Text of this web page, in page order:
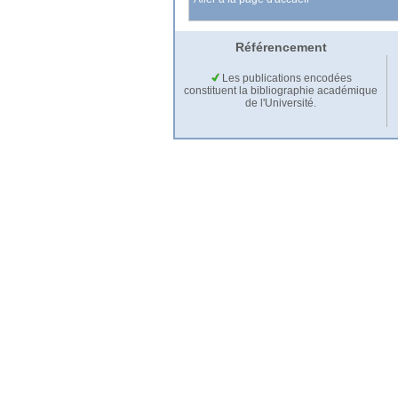
Référencement
Les publications encodées
constituent la bibliographie académique
de l'Université.